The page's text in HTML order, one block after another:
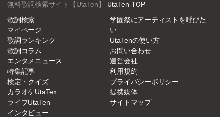
無料歌詞検索サイト【UtaTen】 UtaTen TOP
歌詞検索
マイページ
歌詞ランキング
歌詞コラム
エンタメニュース
特集記事
検定・クイズ
カラオケUtaTen
ライブUtaTen
インタビュー
学園祭にアーティストを呼びた
い
UtaTenの使い方
お問い合わせ
運営会社
利用規約
プライバシーポリシー
提携媒体
サイトマップ